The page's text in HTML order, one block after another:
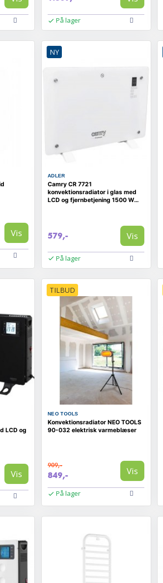
På lager
Vis
NY
ADLER
Camry CR 7721
konvektionsradiator i glas med
LCD og fjernbetjening 1500 W
579,- Vis
På lager
LCD og
Vis
TILBUD
NEO TOOLS
Konvektionsradiator NEO TOOLS
90-032 elektrisk varmeblæser
909,-
849,- Vis
På lager